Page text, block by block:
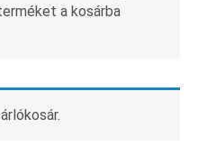
a kosárba